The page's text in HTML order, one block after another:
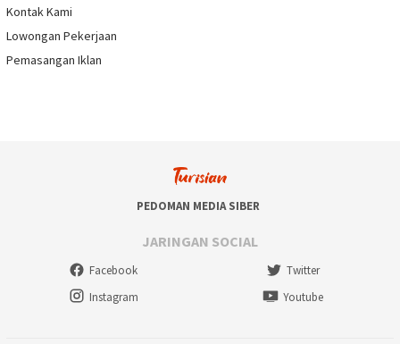
Kontak Kami
Lowongan Pekerjaan
Pemasangan Iklan
PEDOMAN MEDIA SIBER
JARINGAN SOCIAL
Facebook
Twitter
Instagram
Youtube